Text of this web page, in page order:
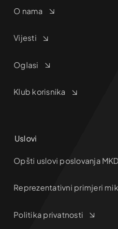
O nama
Vijesti
Oglasi
Klub korisnika
Uslovi
Opšti uslovi poslovanja MKD
Reprezentativni primjeri
Politika privatnosti